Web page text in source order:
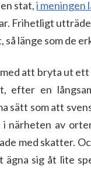
stat,i meningen
Frihetligt
länge som de
att bryta ut
efter en
sätt som att
i närheten av
med skatter.
sig åt lite